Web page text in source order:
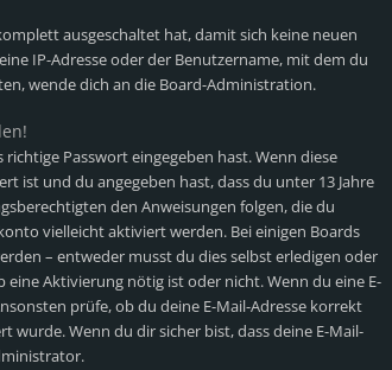
ausgeschaltet hat, damit sich keine neuen
IP-Adresse oder der Benutzername, mit dem du
wende dich an die Board-Administration.
Passwort eingegeben hast. Wenn diese
ist und du angegeben hast, dass du unter 13 Jahre
den Anweisungen folgen, die du
vielleicht aktiviert werden. Bei einigen Boards
– entweder musst du dies selbst erledigen oder
Aktivierung nötig ist oder nicht. Wenn du eine E-
prüfe, ob du deine E-Mail-Adresse korrekt
wurde. Wenn du dir sicher bist, dass deine E-Mail-